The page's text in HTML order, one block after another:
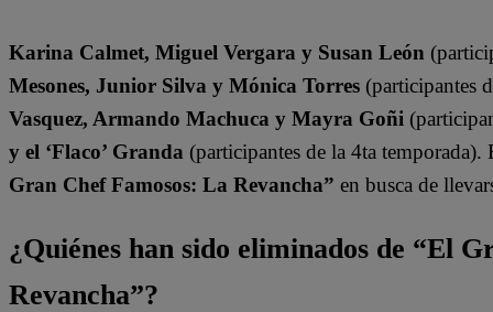
Karina Calmet, Miguel Vergara y Susan León
Mesones, Junior Silva y Mónica Torres (participantes
Vasquez, Armando Machuca y Mayra Goñi
y el ‘Flaco’ Granda (participantes de la 4ta temporada).
Gran Chef Famosos: La Revancha” en busca de
¿Quiénes han sido eliminados de “El
Revancha”?